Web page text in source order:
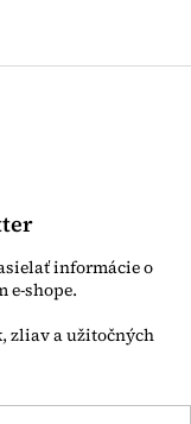
informácie o
e-shope.